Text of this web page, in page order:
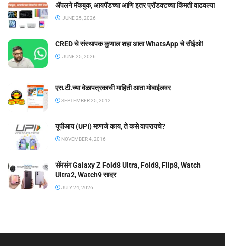
ॲपलने मॅकबुक, आयपॅडच्या आणि इतर प्रॉडक्टच्या किंमती वाढवल्या
JUNE 25, 2026
CRED चे संस्थापक कुणाल शहा आता WhatsApp चे सीईओ!
JUNE 25, 2026
एस.टी.च्या वेळापत्रकाची माहिती आता मोबाईलवर
SEPTEMBER 25, 2012
यूपीआय (UPI) म्हणजे काय, ते कसे वापरायचे?
NOVEMBER 4, 2016
सॅमसंग Galaxy Z Fold8 Ultra, Fold8, Flip8, Watch
Ultra2, Watch9 सादर
JULY 24, 2026